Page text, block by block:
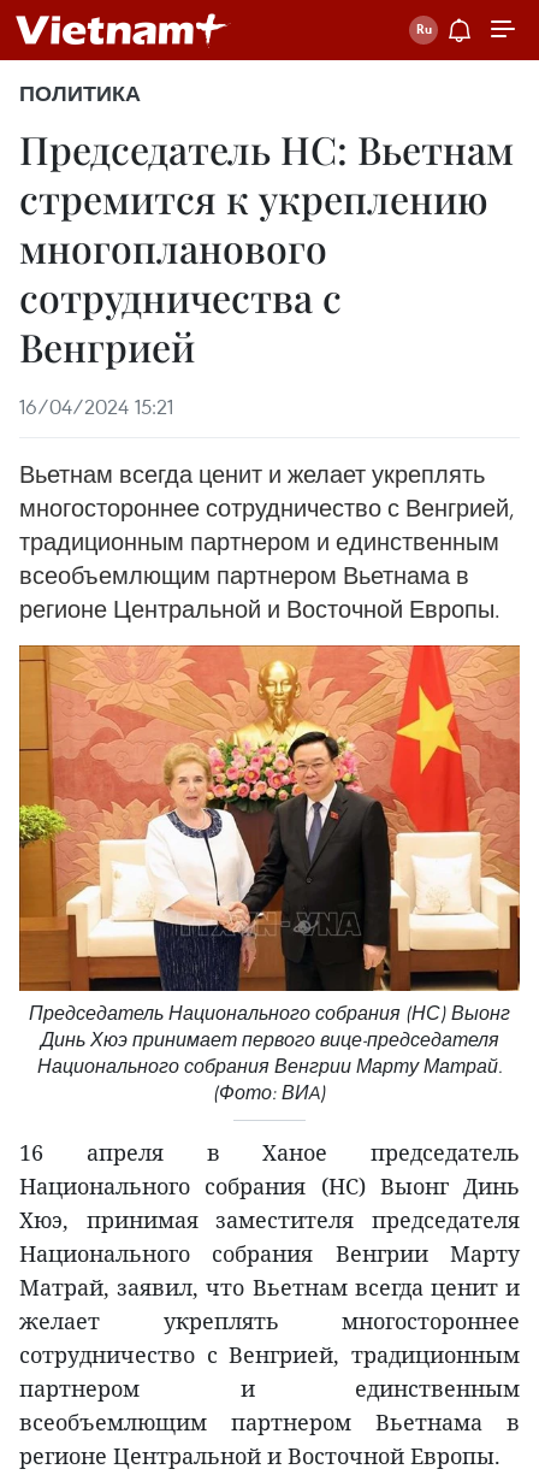
ПОЛИТИКА
Председатель НС: Вьетнам
стремится к укреплению
многопланового
сотрудничества с
Венгрией
16/04/2024 15:21
Вьетнам всегда ценит и желает укреплять
многостороннее сотрудничество с Венгрией,
традиционным партнером и единственным
всеобъемлющим партнером Вьетнама в
регионе Центральной и Восточной Европы.
Председатель Национального собрания (НС) Выонг
Динь Хюэ принимает первого вице-председателя
Национального собрания Венгрии Марту Матрай.
(Фото: ВИA)
16 апреля в Ханое председатель
Национального собрания (НС) Выонг Динь
Хюэ, принимая заместителя председателя
Национального собрания Венгрии Марту
Матрай, заявил, что Вьетнам всегда ценит и
желает укреплять многостороннее
сотрудничество с Венгрией, традиционным
партнером и единственным
всеобъемлющим партнером Вьетнама в
регионе Центральной и Восточной Европы.